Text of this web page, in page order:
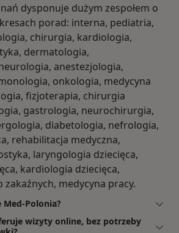
dysponuje dużym zespołem o
porad: interna, pediatria,
chirurgia, kardiologia,
dermatologia,
anestezjologia,
onkologia, medycyna
fizjoterapia, chirurgia
gastrologia, neurochirurgia,
diabetologia, nefrologia,
rehabilitacja medyczna,
laryngologia dziecięca,
kardiologia dziecięca,
medycyna pracy.
Med-Polonia?
wizyty online, bez potrzeby